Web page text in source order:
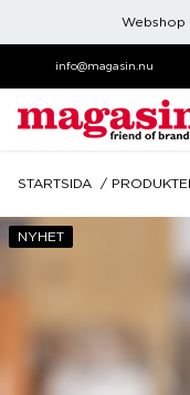
Webshop
info@magasin.nu
STARTSIDA
NYHET